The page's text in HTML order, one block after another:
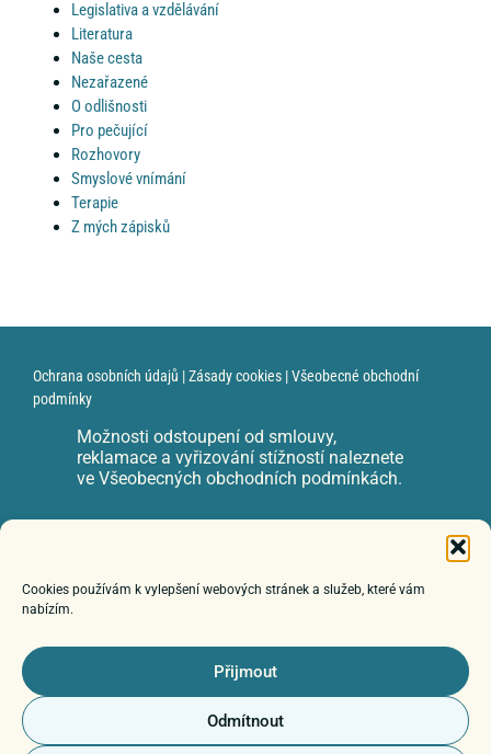
Cookies používám k vylepšení webových stránek a služeb, které vám
nabízím.
Přijmout
Odmítnout
Legislativa a vzdělávání
Literatura
Naše cesta
Nezařazené
O odlišnosti
Pro pečující
Rozhovory
Smyslové vnímání
Terapie
Z mých zápisků
Ochrana osobních údajů |Zásady cookies |Všeobecné obchodní
podmínky
Možnosti odstoupení od smlouvy,
reklamace a vyřizování stížností naleznete
ve Všeobecných obchodních podmínkách.
© 2026 Poznáváme autismus
Web byMJ